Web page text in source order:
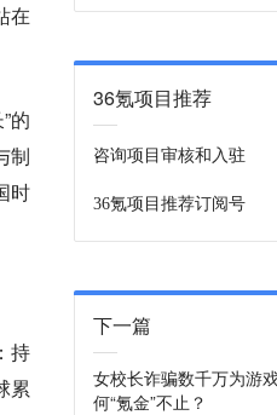
在
的
制
时
持
累
36氪项目推荐
咨询项目审核和入驻
36氪项目推荐订阅号
下一篇
女校长诈骗数千万为游
何“氪金”不止？